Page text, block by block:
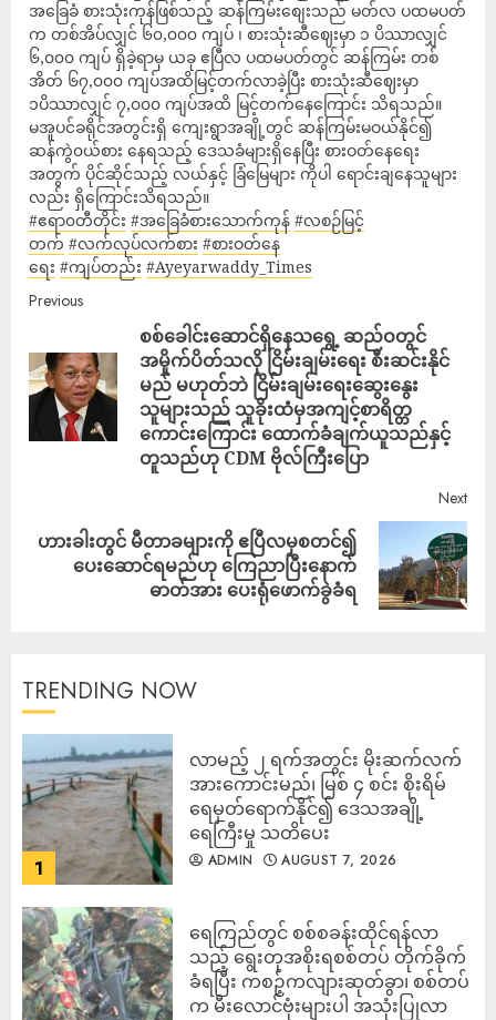
အခြေခံ စားသုံးကုန်ဖြစ်သည့် ဆန်ကြမ်းစျေးသည် မတ်လ ပထမပတ်
က တစ်အိပ်လျှင် ၆၀,၀၀၀ ကျပ် ၊ စားသုံးဆီဈေးမှာ ၁ ပိဿာလျှင်
၆,၀၀၀ ကျပ် ရှိခဲ့ရာမှ ယခု ဧပြီလ ပထမပတ်တွင် ဆန်ကြမ်း တစ်
အိတ် ၆၇,၀၀၀ ကျပ်အထိမြင့်တက်လာခဲ့ပြီး စားသုံးဆီဈေးမှာ
၁ပိဿာလျှင် ၇,၀၀၀ ကျပ်အထိ မြင့်တက်နေကြောင်း သိရသည်။
မအူပင်ခရိုင်အတွင်းရှိ ကျေးရွာအချို့တွင် ဆန်ကြမ်းမဝယ်နိုင်၍
ဆန်ကွဲ၀ယ်စား နေရသည့် ဒေသခံများရှိနေပြီး စားဝတ်နေရေး
အတွက် ပိုင်ဆိုင်သည့် လယ်နှင့် ခြံမြေများ ကိုပါ ရောင်းချနေသူများ
လည်း ရှိကြောင်းသိရသည်။
#ဧရာ၀တီတိုင်း #အခြေခံစားသောက်ကုန် #လစဉ်မြင့်
တက် #လက်လုပ်လက်စား #စားဝတ်နေ
ရေး #ကျပ်တည်း #Ayeyarwaddy_Times
Previous
စစ်ခေါင်းဆောင်ရှိနေသရွေ့ ဆည်ဝတွင်
အမှိုက်ပိတ်သလို ငြိမ်းချမ်းရေး စီးဆင်းနိုင်
မည် မဟုတ်ဘဲ ငြိမ်းချမ်းရေးဆွေးနွေး
သူများသည် သူခိုးထံမှ‌အကျင့်စာရိတ္တ
ကောင်းကြောင်း ထောက်ခံချက်ယူသည်နှင့်
တူသည်ဟု CDM ဗိုလ်ကြီးပြော
Next
ဟားခါးတွင် မီတာခများကို ဧပြီလမှစတင်၍
ပေးဆောင်ရမည်ဟု ကြေညာပြီးနောက်
ဓာတ်အား ပေးရုံဖောက်ခွဲခံရ
TRENDING NOW
1
လာမည့် ၂ ရက်အတွင်း မိုးဆက်လက်
အားကောင်းမည်၊ မြစ် ၄ စင်း စိုးရိမ်
ရေမှတ်ရောက်နိုင်၍ ဒေသအချို့
ရေကြီးမှု သတိပေး
ADMIN AUGUST 7, 2026
ရေကြည်တွင် စစ်စခန်းထိုင်ရန်လာ
သည့် ရွေးတုအစိုးရစစ်တပ် တိုက်ခိုက်
ခံရပြီး ကစဉ့်ကလျားဆုတ်ခွာ၊ စစ်တပ်
က မီးလောင်ဗုံးများပါ အသုံးပြုလာ